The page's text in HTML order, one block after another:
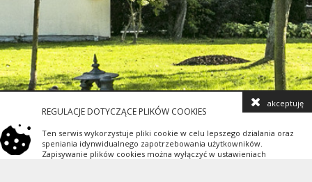
REGULACJE DOTYCZĄCE PLIKÓW COOKIES
Ten serwis wykorzystuje pliki cookie w celu lepszego dzialania oraz
speniania idynwidualnego zapotrzebowania użytkowników.
Zapisywanie plików cookies można wyłączyć w ustawieniach
akceptuję